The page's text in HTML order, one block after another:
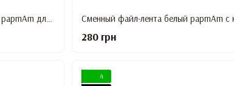
Запасной блок файл-ленты белый papmAm для катушки 240 грит STALEKS PRO EXPERT ATSC-240w
280 грн
4